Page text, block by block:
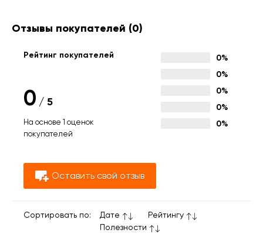
Отзывы покупателей (0)
Рейтинг покупателей
0 / 5
На основе 1 оценок
покупателей
0%
0%
0%
0%
0%
Оставить свой отзыв
Сортировать по: Дате
Рейтингу
Полезности